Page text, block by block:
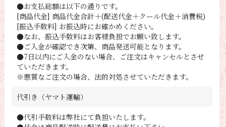
●お支払総額は以下の通りです。
[商品代金] 商品代金合計＋(配送代金＋クール代金＋消費税)
[振込手数料] お振込時にお確かめください。
●なお、振込手数料はお客様負担でお願い致します。
●ご入金が確認でき次第、商品発送可能となります。
●7日以内にご入金のない場合、ご注文はキャンセルとさせ
ていただきます。
※悪質なご注文の場合、法的対処させていただきます。
代引き（ヤマト運輸）
●代引手数料は弊社にて負担いたします。